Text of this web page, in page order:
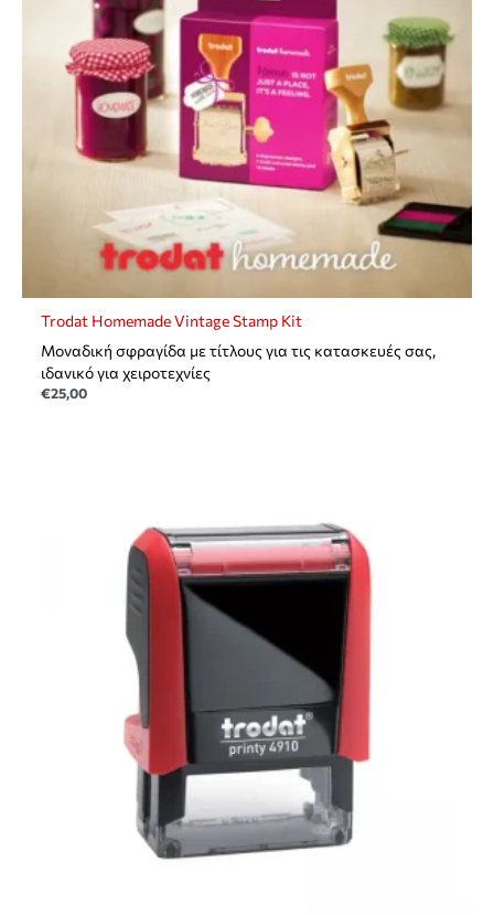
Trodat Homemade Vintage Stamp Kit
Mοναδική σφραγίδα με τίτλους για τις κατασκευές σας,
ιδανικό για χειροτεχνίες
€25,00